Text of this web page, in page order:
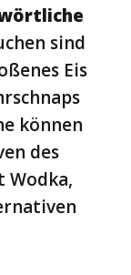
sind
Eis
können
des
Wodka,